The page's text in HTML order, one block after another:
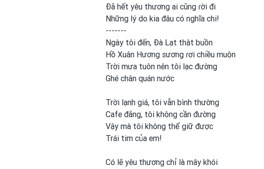
Đã hết yêu thương ai cũng ɾời đi
Những lý do kia đâu có nghĩa chi!
-------
Ngày tôi đến, Đà Lạt thật buồn
Hồ Xuân Hương sương ɾơi chiều muộn
Trời mưa tuôn nên tôi lạc đường
Ghé chân quán nước
Trời lạnh giá, tôi vẫn bình thường
Cafe đắng, tôi không cần đường
Vậy mà tôi không thể giữ được
Trái tim của em!
Có lẽ yêu thương chỉ là mây khói